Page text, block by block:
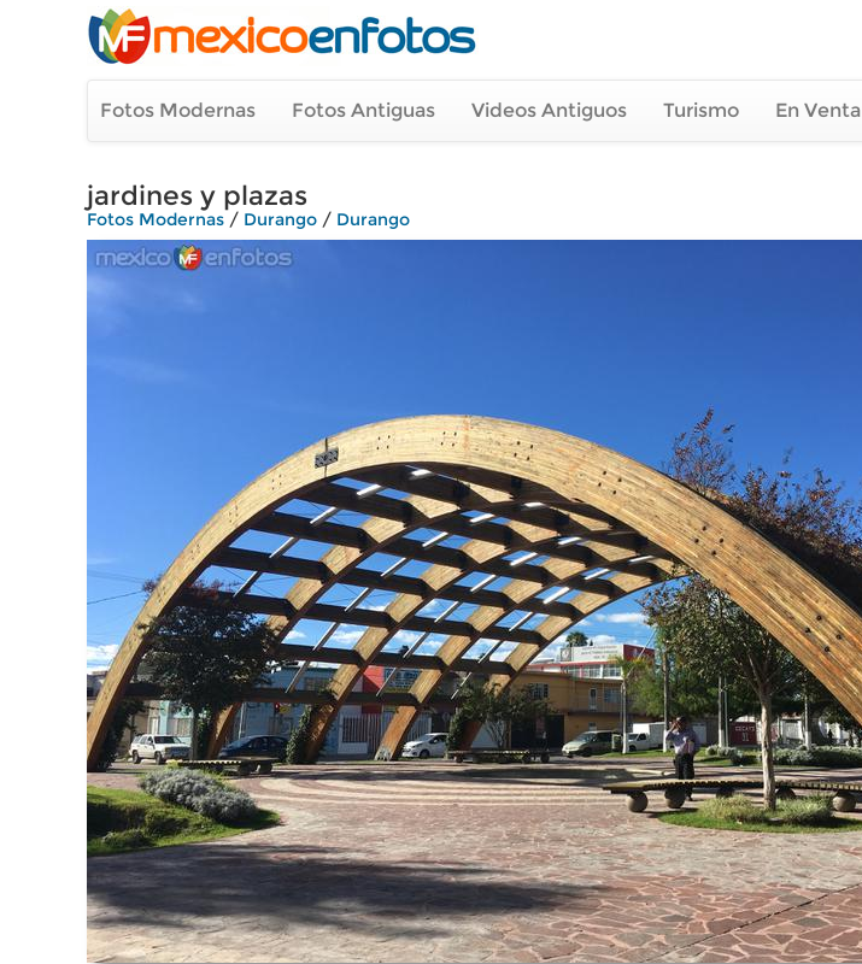
Fotos Modernas Fotos Antiguas Videos Antiguos Turismo En Venta
jardines y plazas
Fotos Modernas / Durango / Durango